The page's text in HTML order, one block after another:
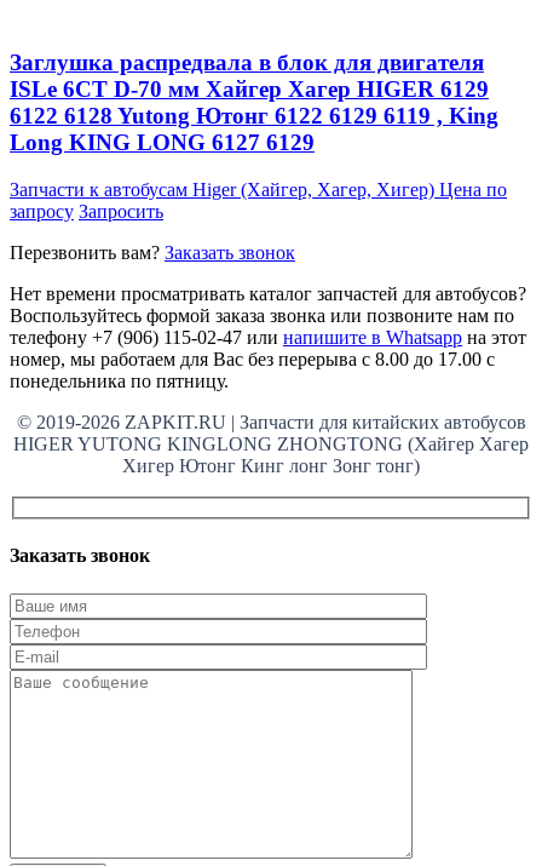
Заглушка распредвала в блок для двигателя
ISLe 6CT D-70 мм Хайгер Хагер HIGER 6129
6122 6128 Yutong Ютонг 6122 6129 6119 , King
Long KING LONG 6127 6129
Запчасти к автобусам Higer (Хайгер, Хагер, Хигер) Цена по
запросу Запросить
Перезвонить вам? Заказать звонок
Нет времени просматривать каталог запчастей для автобусов?
Воспользуйтесь формой заказа звонка или позвоните нам по
телефону +7 (906) 115-02-47 или напишите в Whatsapp на этот
номер, мы работаем для Вас без перерыва с 8.00 до 17.00 с
понедельника по пятницу.
© 2019-2026 ZAPKIT.RU | Запчасти для китайских автобусов
HIGER YUTONG KINGLONG ZHONGTONG (Хайгер Хагер
Хигер Ютонг Кинг лонг Зонг тонг)
Заказать звонок